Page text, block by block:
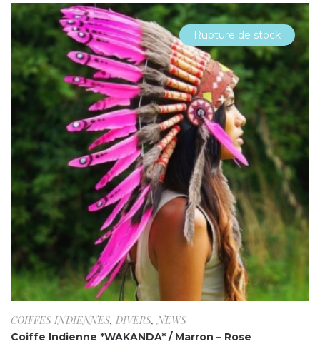
Rupture de stock
COIFFES INDIENNES, DIVERS,NEWS
Coiffe Indienne *WAKANDA* / Marron – Rose